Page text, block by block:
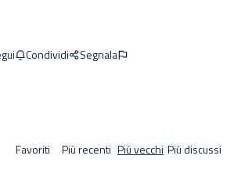
Condividi Segnala
Favoriti Più recenti Più vecchi Più discussi